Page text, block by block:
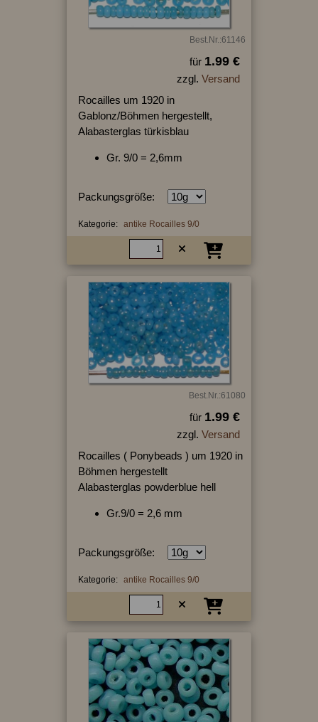
Best.Nr.:61146
für 1.99 €
zzgl. Versand
Rocailles um 1920 in
Gablonz/Böhmen hergestellt,
Alabasterglas türkisblau
Gr. 9/0 = 2,6mm
Packungsgröße:
Kategorie: antike Rocailles 9/0
Best.Nr.:61080
für 1.99 €
zzgl. Versand
Rocailles ( Ponybeads ) um 1920 in
Böhmen hergestellt
Alabasterglas powderblue hell
Gr.9/0 = 2,6 mm
Packungsgröße:
Kategorie: antike Rocailles 9/0